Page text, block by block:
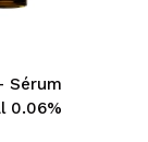
Sérum
0.06%